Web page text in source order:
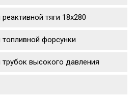
тяги 18x280
топливной форсунки
трубок высокого давления